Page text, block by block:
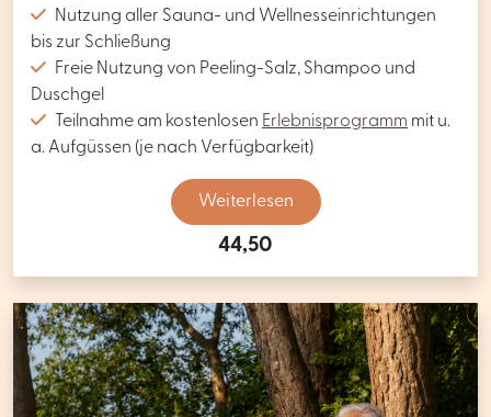
Nutzung aller Sauna- und Wellnesseinrichtungen
bis zur Schließung
Freie Nutzung von Peeling-Salz, Shampoo und
Duschgel
Teilnahme am kostenlosen Erlebnisprogramm mit u.
a. Aufgüssen (je nach Verfügbarkeit)
Weiterlesen
44,50